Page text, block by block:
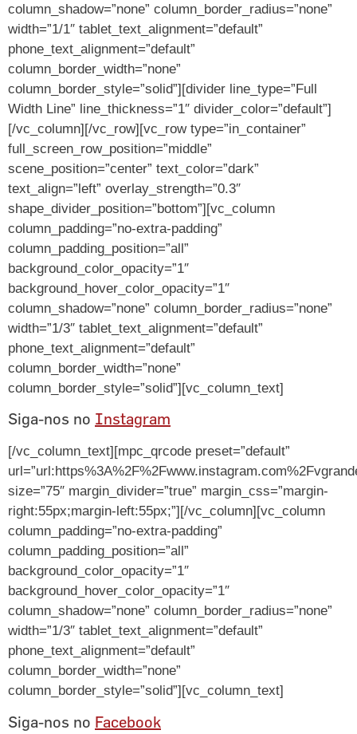
column_shadow=”none” column_border_radius=”none”
width=”1/1″ tablet_text_alignment=”default”
phone_text_alignment=”default”
column_border_width=”none”
column_border_style=”solid”][divider line_type=”Full
Width Line” line_thickness=”1″ divider_color=”default”]
[/vc_column][/vc_row][vc_row type=”in_container”
full_screen_row_position=”middle”
scene_position=”center” text_color=”dark”
text_align=”left” overlay_strength=”0.3″
shape_divider_position=”bottom”][vc_column
column_padding=”no-extra-padding”
column_padding_position=”all”
background_color_opacity=”1″
background_hover_color_opacity=”1″
column_shadow=”none” column_border_radius=”none”
width=”1/3″ tablet_text_alignment=”default”
phone_text_alignment=”default”
column_border_width=”none”
column_border_style=”solid”][vc_column_text]
Siga-nos no Instagram
[/vc_column_text][mpc_qrcode preset=”default”
size=”75″ margin_divider=”true” margin_css=”margin-
right:55px;margin-left:55px;”][/vc_column][vc_column
column_padding=”no-extra-padding”
column_padding_position=”all”
background_color_opacity=”1″
background_hover_color_opacity=”1″
column_shadow=”none” column_border_radius=”none”
width=”1/3″ tablet_text_alignment=”default”
phone_text_alignment=”default”
column_border_width=”none”
column_border_style=”solid”][vc_column_text]
Siga-nos no Facebook